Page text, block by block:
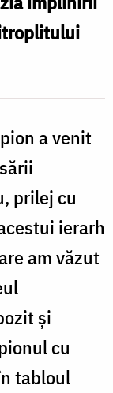
a venit
prilej cu
ierarh
am văzut
și
cu
tabloul